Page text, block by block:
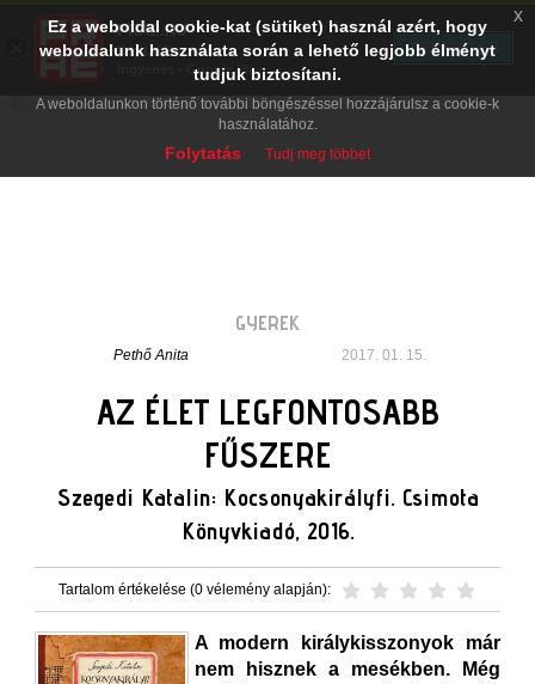
GYEREK
Pethő Anita 2017. 01. 15.
AZ ÉLET LEGFONTOSABB
FŰSZERE
Szegedi Katalin: Kocsonyakirályfi. Csimota
Könyvkiadó, 2016.
Tartalom értékelése (0 vélemény alapján):
A modern királykisszonyok már
nem hisznek a mesékben. Még
Ez a weboldal cookie-kat (sütiket) használ azért, hogy
weboldalunk használata során a lehető legjobb élményt
tudjuk biztosítani.
A weboldalunkon történő további böngészéssel hozzájárulsz a cookie-k
használatához.
Folytatás Tudj meg többet
x
PRAE.HU
Digital Evolution
Ingyenes - Google Play
TELEPÍTÉS